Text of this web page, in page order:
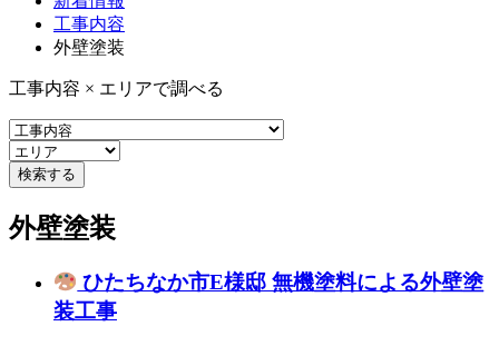
工事内容
外壁塗装
工事内容 × エリアで調べる
外壁塗装
ひたちなか市E様邸 無機塗料による外壁塗
装工事